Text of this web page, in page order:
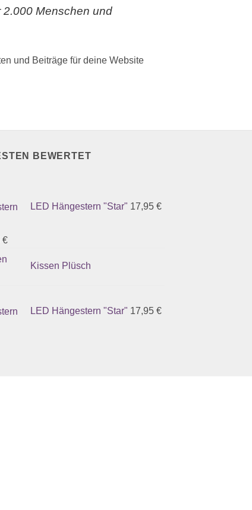
2.000 Menschen und
und Beiträge für deine Website
BEWERTET
LED Hängestern "Star" 17,95 €
€
Kissen Plüsch
LED Hängestern "Star" 17,95 €